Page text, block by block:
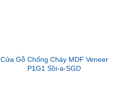
Cửa Gỗ Chống Cháy MDF Veneer
P1G1 Sồi-a-SGD